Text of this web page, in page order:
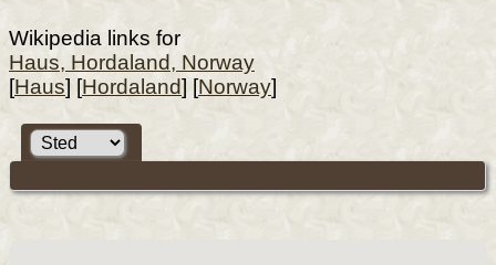
Wikipedia links for
Haus, Hordaland, Norway
[Haus] [Hordaland] [Norway]